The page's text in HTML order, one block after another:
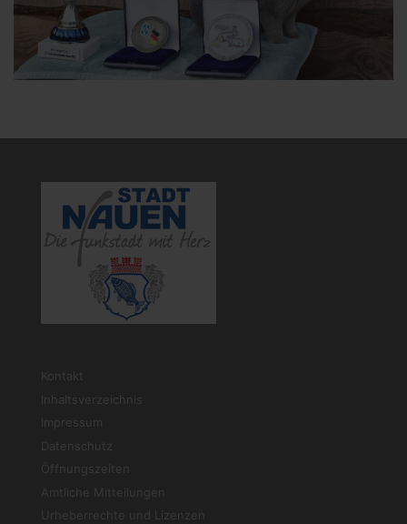
Kontakt
Inhaltsverzeichnis
Impressum
Datenschutz
Öffnungszeiten
Amtliche Mitteilungen
Urheberrechte und Lizenzen